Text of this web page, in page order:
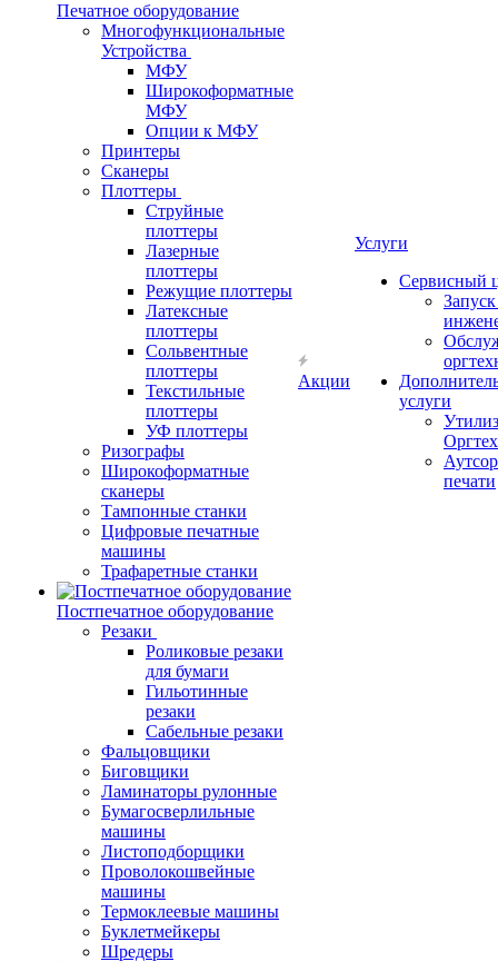
Печатное оборудование
Многофункциональные
Устройства
МФУ
Широкоформатные
МФУ
Опции к МФУ
Принтеры
Сканеры
Плоттеры
Струйные
плоттеры
Лазерные
плоттеры
Режущие плоттеры
Латексные
плоттеры
Сольвентные
плоттеры
Текстильные
плоттеры
УФ плоттеры
Ризографы
Широкоформатные
сканеры
Тампонные станки
Цифровые печатные
машины
Трафаретные станки
Постпечатное оборудование
Резаки
Роликовые резаки
для бумаги
Гильотинные
резаки
Сабельные резаки
Фальцовщики
Биговщики
Ламинаторы рулонные
Бумагосверлильные
машины
Листоподборщики
Проволокошвейные
машины
Термоклеевые машины
Буклетмейкеры
Шредеры
Акции
Услуги
Сервисный
услуги
печати